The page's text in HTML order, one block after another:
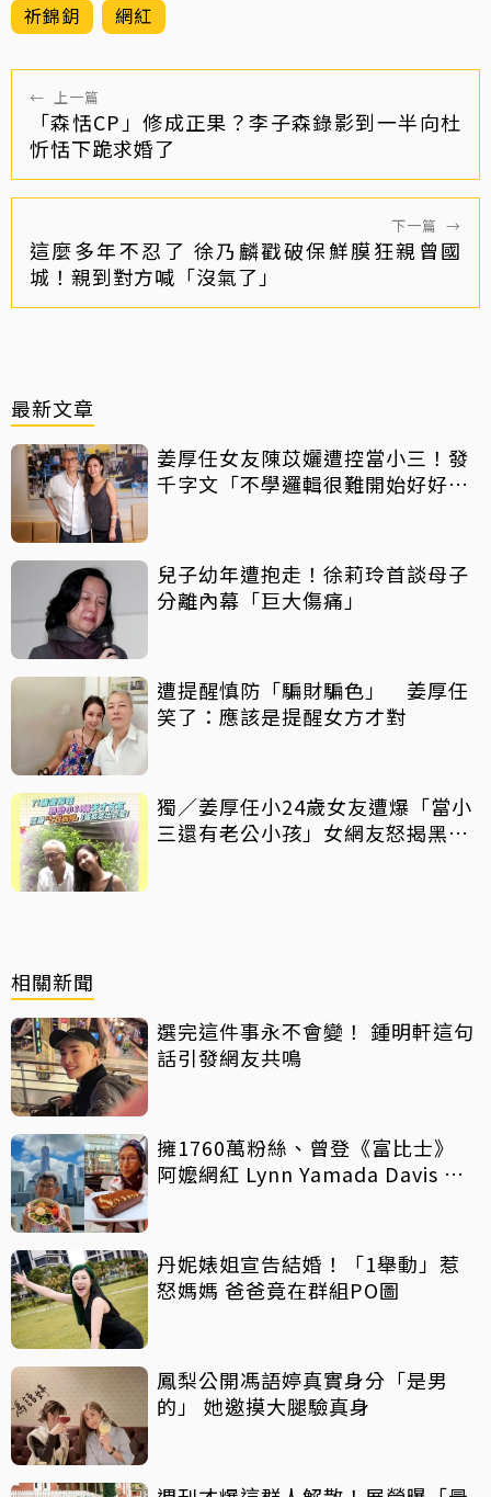
祈錦鈅 網紅
← 上一篇
「森恬CP」修成正果？李子森錄影到一半向杜
忻恬下跪求婚了
下一篇 →
這麼多年不忍了 徐乃麟戳破保鮮膜狂親曾國
城！親到對方喊「沒氣了」
最新文章
姜厚任女友陳苡孋遭控當小三！發
千字文「不學邏輯很難開始好好
兒子幼年遭抱走！徐莉玲首談母子
分離內幕「巨大傷痛」
遭提醒慎防「騙財騙色」 姜厚任
笑了：應該是提醒女方才對
獨／姜厚任小24歲女友遭爆「當小
三還有老公小孩」女網友怒揭黑歷
相關新聞
選完這件事永不會變！ 鍾明軒這句
話引發網友共鳴
擁1760萬粉絲、曾登《富比士》
阿嬤網紅 Lynn Yamada Davis 驚
丹妮婊姐宣告結婚！「1舉動」惹
怒媽媽 爸爸竟在群組PO圖
鳳梨公開馮語婷真實身分「是男
的」 她邀摸大腿驗真身